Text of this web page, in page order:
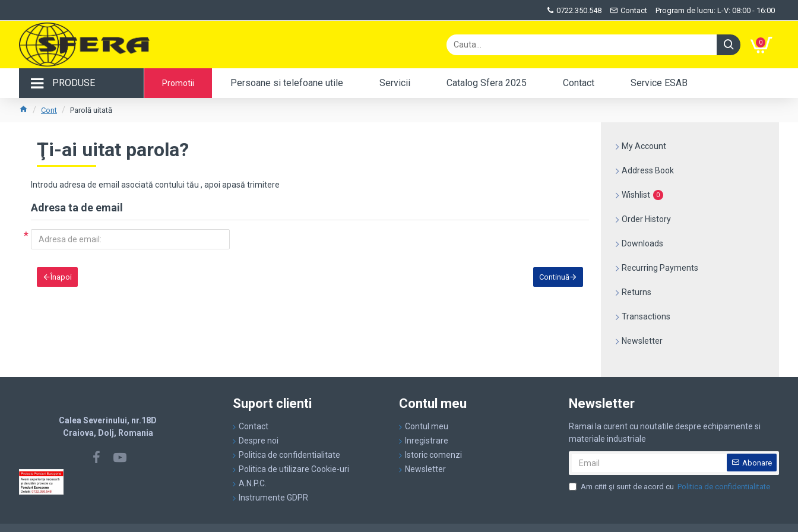
0722.350.548 Contact Program de lucru: L-V: 08:00 - 16:00
0
PRODUSE Promotii Persoane si telefoane utile Servicii Catalog Sfera 2025 Contact Service ESAB
Cont Parolă uitată
Ţi-ai uitat parola?
Introdu adresa de email asociată contului tău , apoi apasă trimitere
Adresa ta de email
Înapoi Continuă
My Account
Address Book
Wishlist 0
Order History
Downloads
Recurring Payments
Returns
Transactions
Newsletter
Calea Severinului, nr.18D
Craiova, Dolj, Romania
Suport clienti
Contact
Despre noi
Politica de confidentialitate
Politica de utilizare Cookie-uri
A.N.P.C.
Instrumente GDPR
Contul meu
Contul meu
Inregistrare
Istoric comenzi
Newsletter
Newsletter
Ramai la curent cu noutatile despre echipamente si
materiale industriale
Abonare
Am citit şi sunt de acord cu Politica de confidentialitate